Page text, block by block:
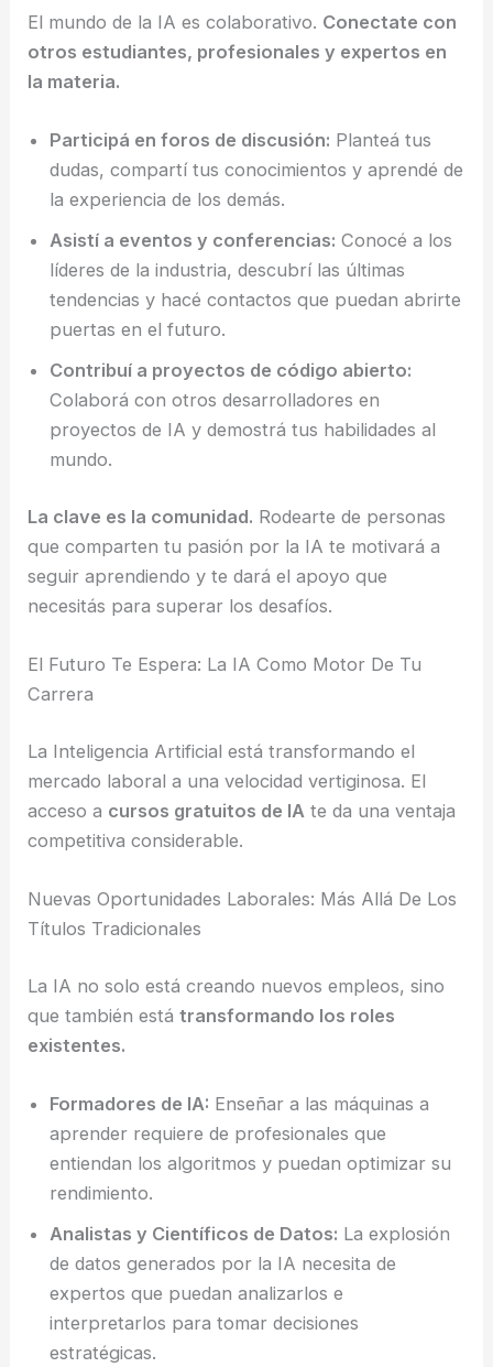
El mundo de la IA es colaborativo. Conectate con
otros estudiantes, profesionales y expertos en
la materia.
Participá en foros de discusión: Planteá tus
dudas, compartí tus conocimientos y aprendé de
la experiencia de los demás.
Asistí a eventos y conferencias: Conocé a los
líderes de la industria, descubrí las últimas
tendencias y hacé contactos que puedan abrirte
puertas en el futuro.
Contribuí a proyectos de código abierto:
Colaborá con otros desarrolladores en
proyectos de IA y demostrá tus habilidades al
mundo.
La clave es la comunidad. Rodearte de personas
que comparten tu pasión por la IA te motivará a
seguir aprendiendo y te dará el apoyo que
necesitás para superar los desafíos.
El Futuro Te Espera: La IA Como Motor De Tu
Carrera
La Inteligencia Artificial está transformando el
mercado laboral a una velocidad vertiginosa. El
acceso a cursos gratuitos de IA te da una ventaja
competitiva considerable.
Nuevas Oportunidades Laborales: Más Allá De Los
Títulos Tradicionales
La IA no solo está creando nuevos empleos, sino
que también estátransformando los roles
existentes.
Formadores de IA: Enseñar a las máquinas a
aprender requiere de profesionales que
entiendan los algoritmos y puedan optimizar su
rendimiento.
Analistas y Científicos de Datos: La explosión
de datos generados por la IA necesita de
expertos que puedan analizarlos e
interpretarlos para tomar decisiones
estratégicas.